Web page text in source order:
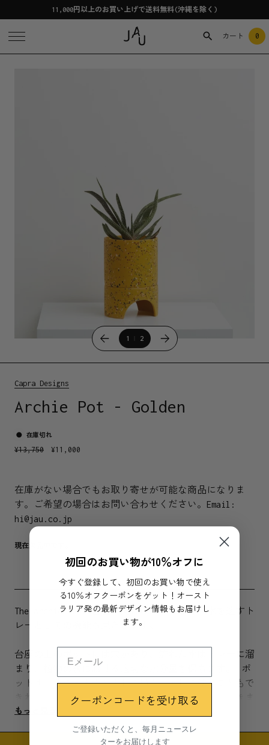
11,000円以上のお買い上げで送料無料(沖縄を除く)
カート 0
1 2
Capra Designs
Archie Pot - Golden
在庫切れ
¥13,750 ¥11,000
在庫がない場合でもお取り寄せが可能な商品になりま
す。ご希望の場合はお問い合わせください。 Email:
hi@jau.co.jp
現在欠品中です。
The Archie Potの台座は美しいだけでなく、水を逃すト
レーとしての機能も果たします。
台座の上のポットには穴があり、流れた水はトレーに溜
まり、植物の根における適切な水分量を保ちます。 ポ
ットは、そのまま土を入れて植木鉢として使うこともで
きれば、植木鉢を入れる入れ物として使うこともできま
す。
オーストラリアで手掛けられているCapra Designsの製
もっと見る
初回のお買い物が10％オフに
今すぐ登録して、初回のお買い物で使え
る10％オフクーポンをゲット！オースト
ラリア発の最新デザイン情報もお届けし
ます。
クーポンコードを受け取る
ご登録いただくと、毎月ニュースレ
ターをお届けします